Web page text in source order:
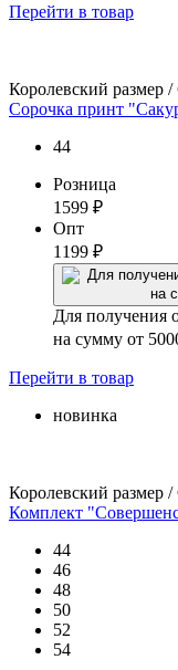
Перейти в товар
Королевский размер
Сорочка принт
44
Розница
1599 ₽
Опт
1199 ₽
Для получения
на сумму от
Перейти в товар
новинка
Королевский размер
Комплект
44
46
48
50
52
54